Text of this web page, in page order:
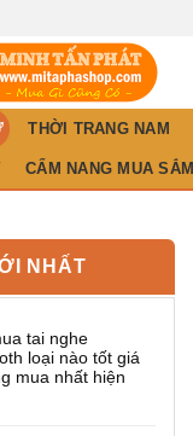
THỜI TRANG NAM
CẨM NANG MUA SẮM
NHẤT
tai nghe
loại nào tốt giá
mua nhất hiện